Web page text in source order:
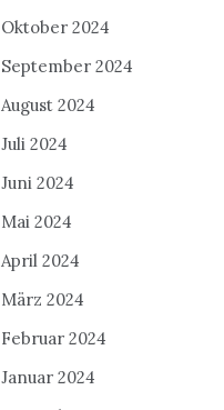
Oktober 2024
September 2024
August 2024
Juli 2024
Juni 2024
Mai 2024
April 2024
März 2024
Februar 2024
Januar 2024